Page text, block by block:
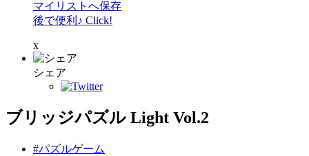
マイリストへ保存
後で便利♪ Click!
x
シェア
ブリッジパズル Light Vol.2
#パズルゲーム